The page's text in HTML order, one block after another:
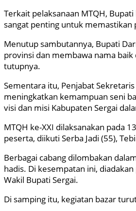
Terkait pelaksanaan MTQH,
sangat penting untuk memastikan
Menutup sambutannya, Bupati
provinsi dan membawa nama baik
tutupnya.
Sementara itu, Penjabat
meningkatkan kemampuan seni
visi dan misi Kabupaten Sergai
MTQH ke-XXI dilaksanakan pada
peserta, diikuti Serba Jadi (55),
Berbagai cabang dilombakan
hadis. Di kesempatan ini,
Wakil Bupati Sergai.
Di samping itu, kegiatan bazar